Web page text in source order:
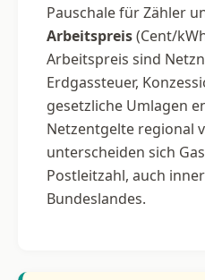
Pauschale für Zähler
Arbeitspreis(Cent/
Arbeitspreis sind
Erdgassteuer,
gesetzliche Umlagen
Netzentgelte regional
unterscheiden sich
Postleitzahl, auch
Bundeslandes.